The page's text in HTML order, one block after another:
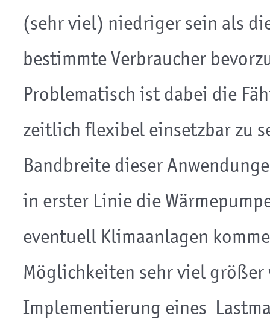
(sehr viel) niedriger sein als
bestimmte Verbraucher
Problematisch ist dabei die
zeitlich flexibel einsetzbar zu
Bandbreite dieser
in erster Linie die
eventuell Klimaanlagen
Möglichkeiten sehr viel größer
Implementierung eines